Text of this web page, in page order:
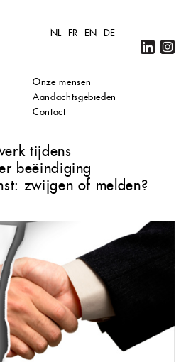
NL FR EN DE
Onze mensen
Aandachtsgebieden
Contact
tijdens
beëindiging
zwijgen of melden?